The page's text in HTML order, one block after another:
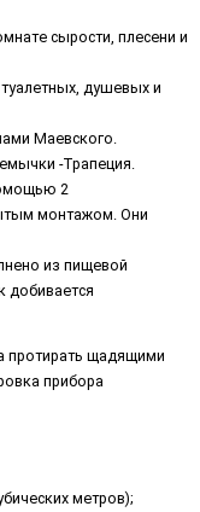
сырости, плесени и
душевых и
Маевского.
-Трапеция.
2
монтажом. Они
из пищевой
добивается
протирать щадящими
прибора
метров);